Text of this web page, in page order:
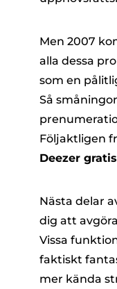
Men 2007
alla dessa
som en
Så
Följaktligen
Deezer gratis
Nästa delar
dig att
Vissa
faktiskt
mer kända